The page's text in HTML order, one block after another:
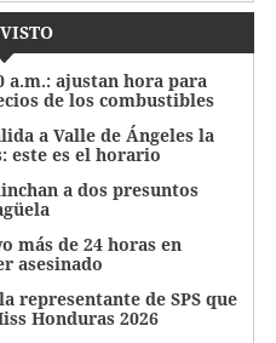
a.m.: ajustan hora para
de los combustibles
a Valle de Ángeles la
este es el horario
a dos presuntos
más de 24 horas en
asesinado
representante de SPS que
Honduras 2026